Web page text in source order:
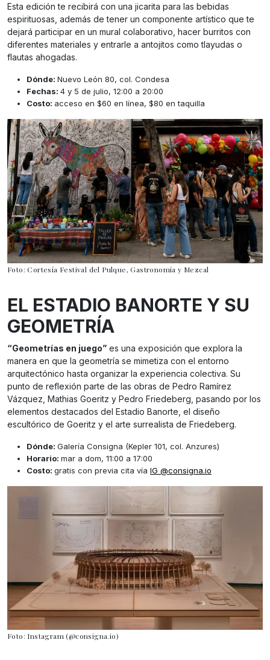
Esta edición te recibirá con una jicarita para las bebidas
espirituosas, además de tener un componente artístico que te
dejará participar en un mural colaborativo, hacer burritos con
diferentes materiales y entrarle a antojitos como tlayudas o
flautas ahogadas.
Dónde: Nuevo León 80, col. Condesa
Fechas: 4 y 5 de julio, 12:00 a 20:00
Costo: acceso en $60 en línea, $80 en taquilla
Foto: Cortesía Festival del Pulque, Gastronomía y Mezcal
EL ESTADIO BANORTE Y SU
GEOMETRÍA
“Geometrías en juego” es una exposición que explora la
manera en que la geometría se mimetiza con el entorno
arquitectónico hasta organizar la experiencia colectiva. Su
punto de reflexión parte de las obras de Pedro Ramírez
Vázquez, Mathias Goeritz y Pedro Friedeberg, pasando por los
elementos destacados del Estadio Banorte, el diseño
escultórico de Goeritz y el arte surrealista de Friedeberg.
Dónde: Galería Consigna (Kepler 101, col. Anzures)
Horario: mar a dom, 11:00 a 17:00
Costo: gratis con previa cita vía IG @consigna.io
Foto: Instagram (@consigna.io)